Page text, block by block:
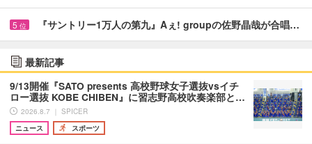
5 位 『サントリー1万人の第九』Aぇ! groupの佐野晶哉が合唱…
最新記事
9/13開催『SATO presents 高校野球女子選抜vsイチ
ロー選抜 KOBE CHIBEN』に習志野高校吹奏楽部と…
2026.8.7 ｜ SPICER
ニュース
スポーツ